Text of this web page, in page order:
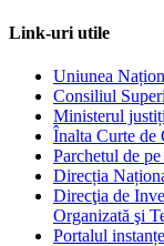
Link-uri utile
Uniunea
Consiliul
Ministerul
Înalta Curte de
Parchetul de
Direcția
Direcţia de
Organizată şi
Portalul